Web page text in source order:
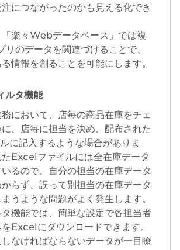
につながったのかも見える化でき
「楽々Webデータベース」では複
のデータを関連づけることで、
情報を創ることを可能にします。
ルタ機能
において、店毎の商品在庫をチェ
、店毎に担当を決め、配布された
に記入するような場合がありま
Excelファイルには全在庫データ
るので、自分の担当の在庫データ
らず、誤って別担当の在庫データ
うような問題がよく発生します。
機能では、簡単な設定で各担当者
Excelにダウンロードできます。
なければならないデータが一目瞭